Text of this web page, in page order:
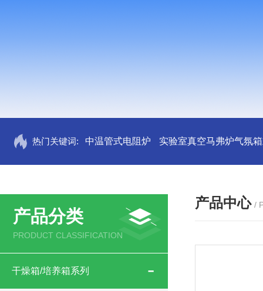
热门关键词: 中温管式电阻炉 实验室真空马弗炉气氛
产品分类
PRODUCT CLASSIFICATION
干燥箱/培养箱系列
产品中心 /